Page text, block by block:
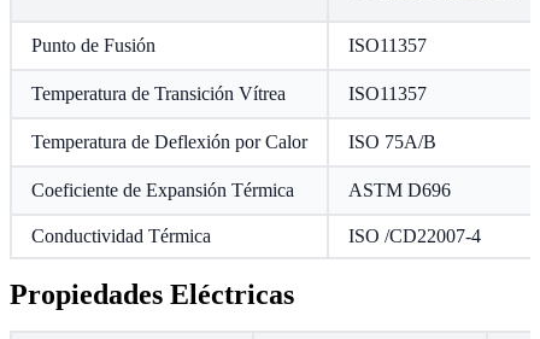
Punto de Fusión ISO11357
Temperatura de Transición Vítrea ISO11357
Temperatura de Deflexión por Calor ISO 75A/B
Coeficiente de Expansión Térmica ASTM D696
Conductividad Térmica ISO /CD22007-4
Propiedades Eléctricas